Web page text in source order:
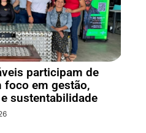
participam de
em gestão,
sustentabilidade